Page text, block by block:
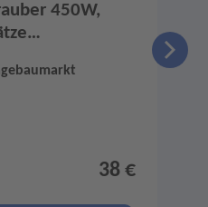
450W,
38 €